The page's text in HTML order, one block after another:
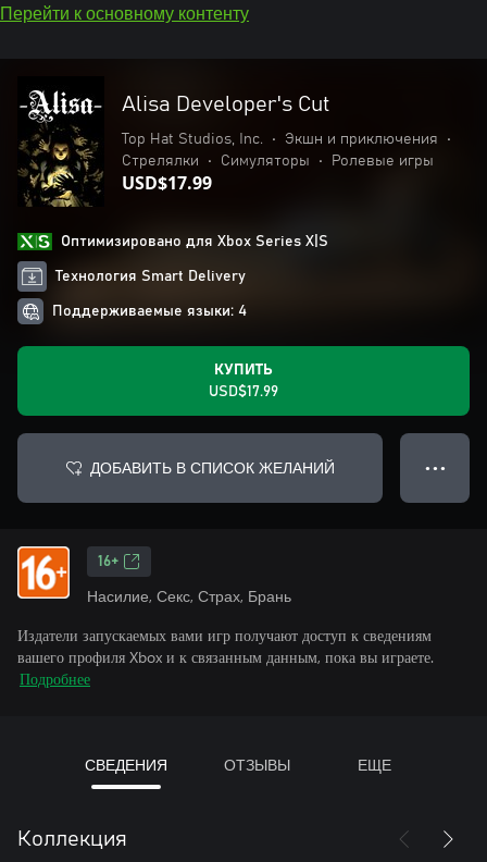
Перейти к основному контенту
Alisa Developer's Cut
Top Hat Studios, Inc. • Экшн и приключения
•
Стрелялки
• Симуляторы • Ролевые игры
USD$17.99
Оптимизировано для Xbox Series X|S
Технология Smart Delivery
Поддерживаемые языки: 4
КУПИТЬ
USD$17.99
ДОБАВИТЬ В СПИСОК ЖЕЛАНИЙ ● ● ●
16+
Насилие, Секс, Страх, Брань
Издатели запускаемых вами игр получают доступ к сведениям
вашего профиля Xbox и к связанным данным, пока вы играете.
Подробнее
СВЕДЕНИЯ ОТЗЫВЫ ЕЩЕ
Коллекция